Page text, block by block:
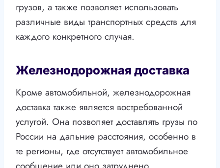
грузов, а также позволяет использовать
различные виды транспортных средств для
каждого конкретного случая.
Железнодорожная доставка
Кроме автомобильной, железнодорожная
доставка также является востребованной
услугой. Она позволяет доставлять грузы по
России на дальние расстояния, особенно в
те регионы, где отсутствует автомобильное